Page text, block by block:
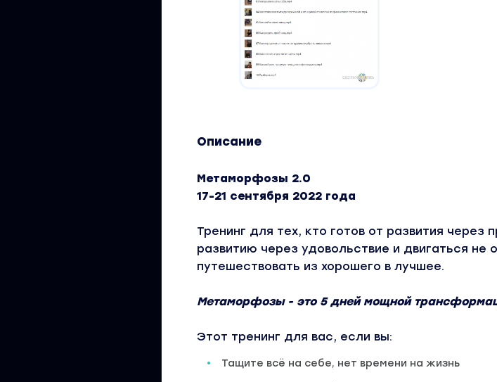
Описание
Метаморфозы 2.0
17-21 сентября 2022 года
Тренинг для тех, кто готов от развития через
развитию через удовольствие и двигаться не
путешествовать из хорошего в лучшее.
Метаморфозы - это 5 дней мощной
Этот тренинг для вас, если вы:
Тащите всё на себе, нет времени на жизнь